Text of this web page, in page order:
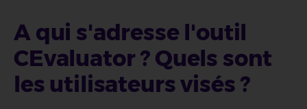
A qui s'adresse l'outil
CEvaluator ? Quels sont
les utilisateurs visés ?